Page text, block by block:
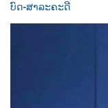
ບົດ-ສາລະຄະດີ